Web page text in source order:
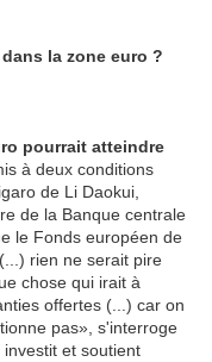
la zone euro ?
pourrait atteindre
à deux conditions
de Li Daokui,
de la Banque centrale
le Fonds européen de
rien ne serait pire
chose qui irait à
offertes (...) car on
pas», s'interroge
et soutient